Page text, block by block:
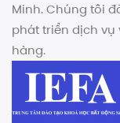
Minh. Chúng tôi
phát triển dịch
hàng.